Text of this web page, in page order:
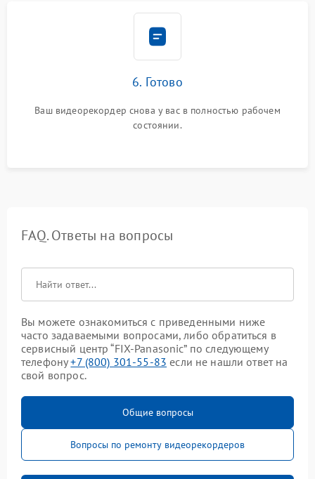
6. Готово
Ваш видеорекордер снова у вас в полностью рабочем
состоянии.
FAQ. Ответы на вопросы
Вы можете ознакомиться с приведенными ниже
часто задаваемыми вопросами, либо обратиться в
сервисный центр “FIX-Panasonic” по следующему
телефону+7 (800) 301-55-83 если не нашли ответ на
свой вопрос.
Общие вопросы
Вопросы по ремонту видеорекордеров